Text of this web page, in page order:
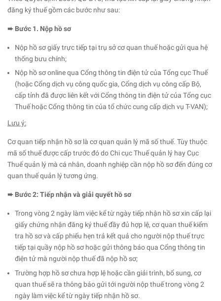
đăng ký thuế gồm các bước như sau:
➨ Bước 1. Nộp hồ sơ
Nộp hồ sơ giấy trực tiếp tại trụ sở cơ quan thuế hoặc gửi qua hệ
thống bưu chính;
Nộp hồ sơ online qua Cổng thông tin điện tử của Tổng cục Thuế
(hoặc Cổng dịch vụ công quốc gia, Cổng dịch vụ công cấp Bộ,
cấp tỉnh đã được liên kết với Cổng thông tin điện tử của Tổng cục
Thuế hoặc Cổng thông tin của tổ chức cung cấp dịch vụ T-VAN);
Lưu ý:
Cơ quan tiếp nhận hồ sơ là cơ quan quản lý mã số thuế. Tùy thuộc
mã số thuế được cấp trước đó do Chi cục Thuế quản lý hay Cục
Thuế quản lý mà cá nhân, doanh nghiệp cần nộp hồ sơ đến đúng cơ
quan thuế quản lý tương ứng.
➨ Bước 2: Tiếp nhận và giải quyết hồ sơ
Trong vòng 2 ngày làm việc kể từ ngày tiếp nhận hồ sơ xin cấp lại
giấy chứng nhận đăng ký thuế đầy đủ hợp lệ, cơ quan thuế kiểm
tra hồ sơ và cấp phiếu hẹn trả kết quả cho người nộp thuế trực
tiếp tại quầy nộp hồ sơ hoặc gửi thông báo qua Cổng thông tin
điện tử mà người nộp thuế đã nộp hồ sơ;
Trường hợp hồ sơ chưa hợp lệ hoặc cần giải trình, bổ sung, cơ
quan thuế sẽ ra thông báo gửi tới người nộp thuế trong vòng 2
ngày làm việc kể từ ngày tiếp nhận hồ sơ.